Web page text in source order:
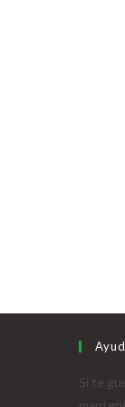
Si te